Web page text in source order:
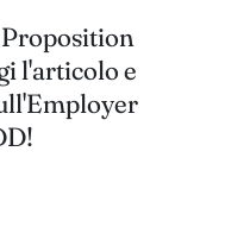
l'articolo e